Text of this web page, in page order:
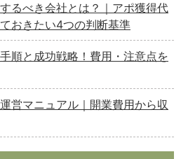
るべき会社とは？｜アポ獲得代
おきたい4つの判断基準
順と成功戦略！費用・注意点を
営マニュアル｜開業費用から収